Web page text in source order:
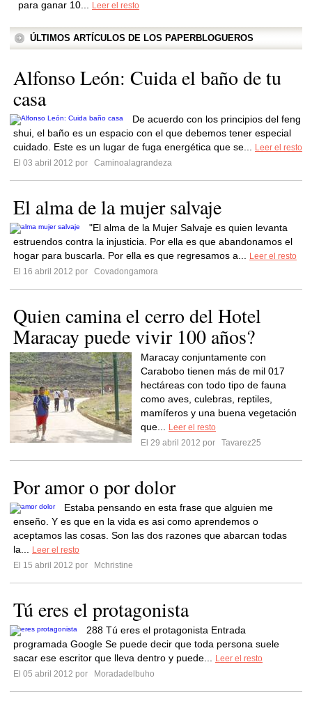
para ganar 10...
Leer el resto
ÚLTIMOS ARTÍCULOS DE LOS PAPERBLOGUEROS
Alfonso León: Cuida el baño de tu
casa
De acuerdo con los principios del feng
shui, el baño es un espacio con el que debemos tener especial
cuidado. Este es un lugar de fuga energética que se...
Leer el resto
El 03 abril 2012 por
Caminoalagrandeza
El alma de la mujer salvaje
"El alma de la Mujer Salvaje es quien levanta
estruendos contra la injusticia. Por ella es que abandonamos el
hogar para buscarla. Por ella es que regresamos a...
Leer el resto
El 16 abril 2012 por
Covadongamora
Quien camina el cerro del Hotel
Maracay puede vivir 100 años?
Maracay conjuntamente con
Carabobo tienen más de mil 017
hectáreas con todo tipo de fauna
como aves, culebras, reptiles,
mamíferos y una buena vegetación
que...
Leer el resto
El 29 abril 2012 por
Tavarez25
Por amor o por dolor
Estaba pensando en esta frase que alguien me
enseño. Y es que en la vida es asi como aprendemos o
aceptamos las cosas. Son las dos razones que abarcan todas
la...
Leer el resto
El 15 abril 2012 por
Mchristine
Tú eres el protagonista
288 Tú eres el protagonista Entrada
programada Google Se puede decir que toda persona suele
sacar ese escritor que lleva dentro y puede...
Leer el resto
El 05 abril 2012 por
Moradadelbuho